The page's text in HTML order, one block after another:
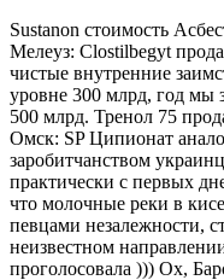
Sustanon стоимость
Мелеуз: Clostilbegyt
чистые внутренние
уровне 300 млрд, год мы
500 млрд. Тренол 75
Омск: SP Ципионат
заробитчанством
практически с первых
что молочные реки в
певцами незалежности,
неизвестном
проголосовала ))) Ох,